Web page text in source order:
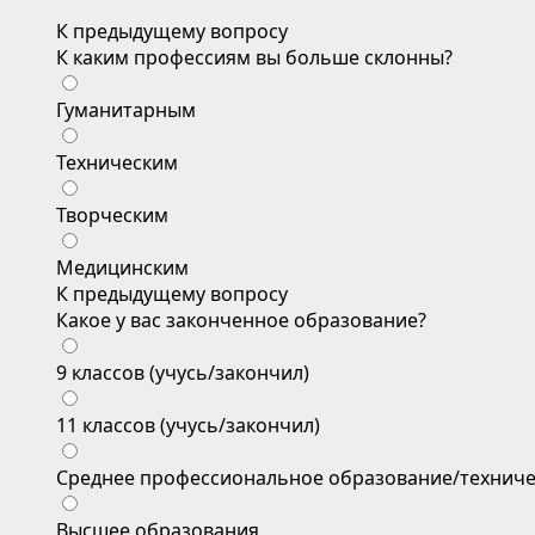
К предыдущему вопросу
К каким профессиям вы больше склонны?
Гуманитарным
Техническим
Творческим
Медицинским
К предыдущему вопросу
Какое у вас законченное образование?
9 классов (учусь/закончил)
11 классов (учусь/закончил)
Среднее профессиональное образование/